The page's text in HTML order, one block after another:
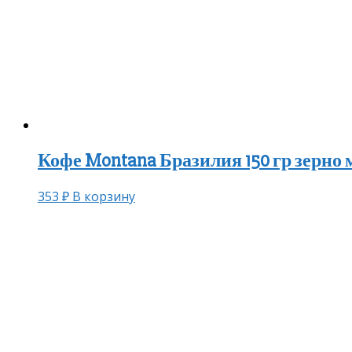
Кофе Montana Бразилия 150 гр зерно
353 ₽ В корзину